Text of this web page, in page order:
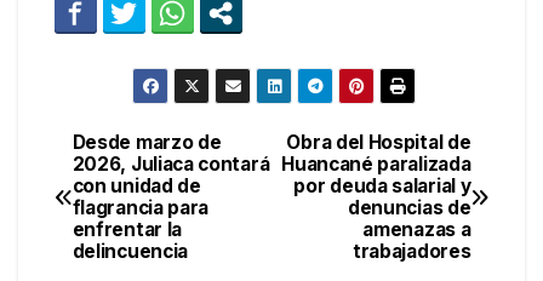
Navegación
de
entradas
Obra del Hospital de
Huancané paralizada
por deuda salarial y
denuncias de
amenazas a
trabajadores
Desde marzo de
2026, Juliaca contará
con unidad de
flagrancia para
enfrentar la
delincuencia